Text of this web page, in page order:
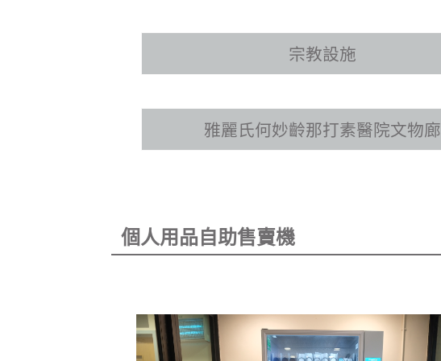
宗教設施
雅麗氏何妙齡那打素醫院文物廊
個人用品自助售賣機